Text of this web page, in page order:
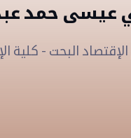
عيسى حمد
البحت - كلية